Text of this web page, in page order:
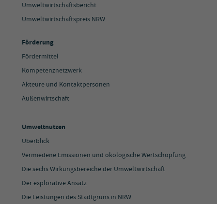
Umweltwirtschaftsbericht
Umweltwirtschaftspreis.NRW
Förderung
Fördermittel
Kompetenznetzwerk
Akteure und Kontaktpersonen
Außenwirtschaft
Umweltnutzen
Überblick
Vermiedene Emissionen und ökologische Wertschöpfung
Die sechs Wirkungsbereiche der Umweltwirtschaft
Der explorative Ansatz
Die Leistungen des Stadtgrüns in NRW